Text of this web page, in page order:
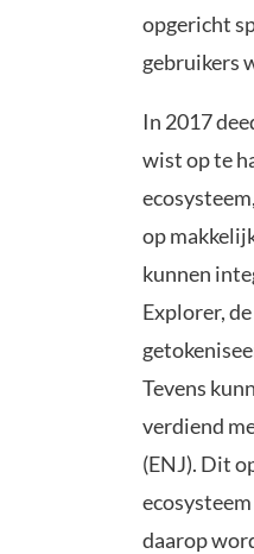
opgericht
gebruikers
In 2017
wist op te
op
kunnen
Explorer,
Tevens
verdiend
(ENJ). Dit
daarop